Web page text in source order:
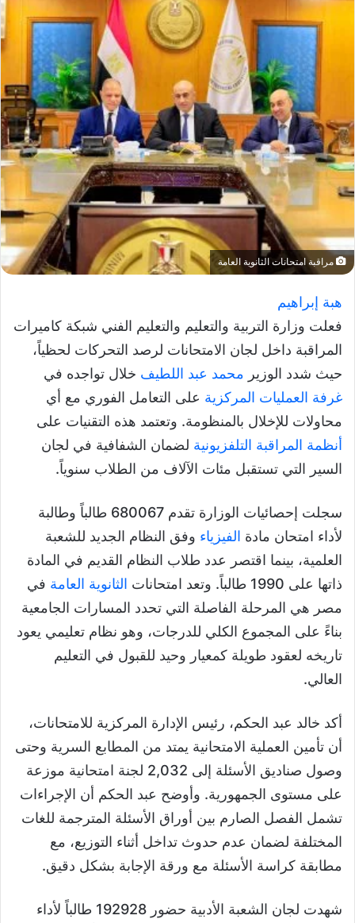
مراقبة امتحانات الثانوية العامة
هبة إبراهيم
فعلت وزارة التربية والتعليم والتعليم الفني شبكة كاميرات
المراقبة داخل لجان الامتحانات لرصد التحركات لحظياً،
حيث شدد الوزير محمد عبد اللطيف خلال تواجده في
غرفة العمليات المركزية على التعامل الفوري مع أي
محاولات للإخلال بالمنظومة. وتعتمد هذه التقنيات على
أنظمة المراقبة التلفزيونية لضمان الشفافية في لجان
السير التي تستقبل مئات الآلاف من الطلاب سنوياً.
سجلت إحصائيات الوزارة تقدم 680067 طالباً وطالبة
لأداء امتحان مادة الفيزياء وفق النظام الجديد للشعبة
العلمية، بينما اقتصر عدد طلاب النظام القديم في المادة
ذاتها على 1990 طالباً. وتعد امتحانات
الثانوية العامة في
مصر هي المرحلة الفاصلة التي تحدد المسارات الجامعية
بناءً على المجموع الكلي للدرجات، وهو نظام تعليمي يعود
تاريخه لعقود طويلة كمعيار وحيد للقبول في التعليم
العالي.
أكد خالد عبد الحكم، رئيس الإدارة المركزية للامتحانات،
أن تأمين العملية الامتحانية يمتد من المطابع السرية وحتى
وصول صناديق الأسئلة إلى 2,032 لجنة امتحانية موزعة
على مستوى الجمهورية. وأوضح عبد الحكم أن الإجراءات
تشمل الفصل الصارم بين أوراق الأسئلة المترجمة للغات
المختلفة لضمان عدم حدوث تداخل أثناء التوزيع، مع
مطابقة كراسة الأسئلة مع ورقة الإجابة بشكل دقيق.
شهدت لجان الشعبة الأدبية حضور 192928 طالباً لأداء